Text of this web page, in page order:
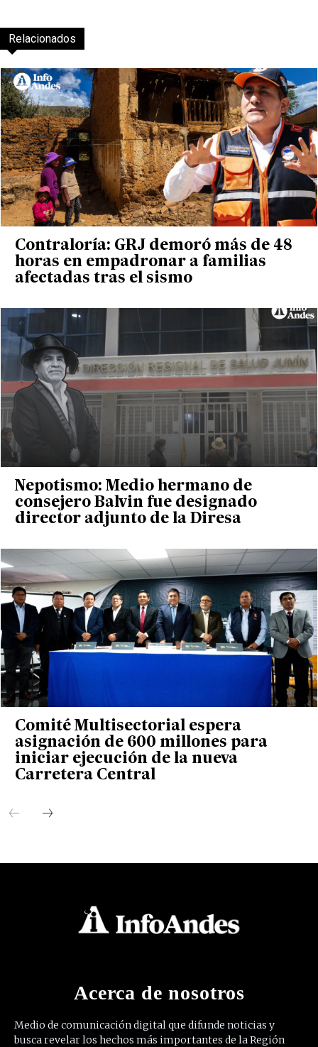
Relacionados
Contraloría: GRJ demoró más de 48
horas en empadronar a familias
afectadas tras el sismo
Nepotismo: Medio hermano de
consejero Balvin fue designado
director adjunto de la Diresa
Comité Multisectorial espera
asignación de 600 millones para
iniciar ejecución de la nueva
Carretera Central
Acerca de nosotros
Medio de comunicación digital que difunde noticias y
busca revelar los hechos más importantes de la Región